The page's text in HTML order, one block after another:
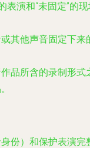
表演和“未固定”的
其他声音固定下来
品所含的录制形式
份）和保护表演完